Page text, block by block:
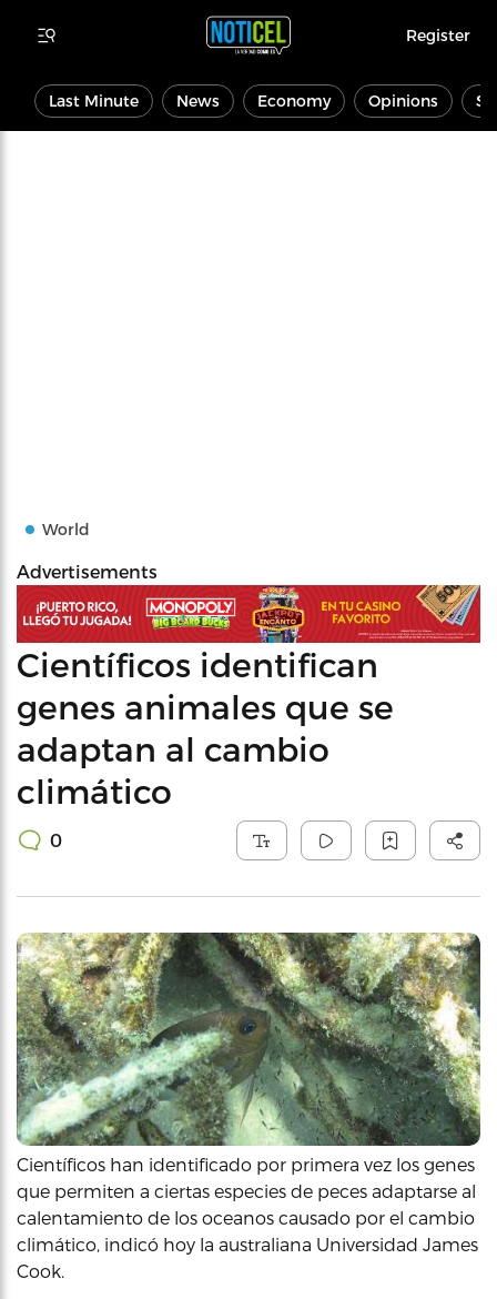
Register
Last Minute News Economy Opinions
World
Advertisements
Científicos identifican
genes animales que se
adaptan al cambio
climático
0
Científicos han identificado por primera vez los genes
que permiten a ciertas especies de peces adaptarse al
calentamiento de los oceanos causado por el cambio
climático, indicó hoy la australiana Universidad James
Cook.